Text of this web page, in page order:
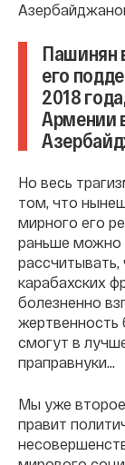
Пашинян
его
2018
Армении
Но весь
том, что
мирного его
раньше можно
рассчитывать,
карабахских
болезненно
жертвенность
смогут в
праправнуки...
Мы уже
правит